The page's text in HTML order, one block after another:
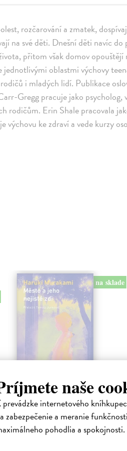
naše
prevádzke internetového
zabezpečenie a meranie
pohodlia a spokojnosti.
rozčarování a zmatek,
na své děti. Dnešní děti navíc
přitom však domov
oblastmi výchovy
i mladých lidí. Publikace
Gregg pracuje jako psycholog,
rodičům. Erin Shale pracovala
výchovu ke zdraví a vede kurzy
na sklade
Město a jeho nejisté
zdi
Murakami Haruki| Kniha
Ty jsi to byla, kdo mi vyprávěl o